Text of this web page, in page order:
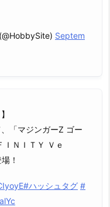
Septem
「マジンガーZ ゴー
ＮＩＴＹ Ｖｅ
！
#ハッシュタグ #